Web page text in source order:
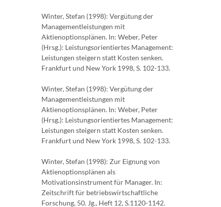
Winter, Stefan (1998): Vergütung der
Managementleistungen mit
Aktienoptionsplänen. In: Weber, Peter
(Hrsg.): Leistungsorientiertes Management:
Leistungen steigern statt Kosten senken.
Frankfurt und New York 1998, S. 102-133.
Winter, Stefan (1998): Vergütung der
Managementleistungen mit
Aktienoptionsplänen. In: Weber, Peter
(Hrsg.): Leistungsorientiertes Management:
Leistungen steigern statt Kosten senken.
Frankfurt und New York 1998, S. 102-133.
Winter, Stefan (1998): Zur Eignung von
Aktienoptionsplänen als
Motivationsinstrument für Manager. In:
Zeitschrift für betriebswirtschaftliche
Forschung, 50. Jg., Heft 12, S.1120-1142.